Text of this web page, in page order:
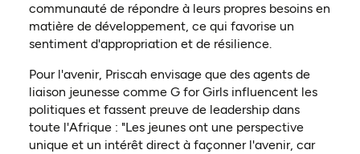
communauté de répondre à leurs propres besoins en
matière de développement, ce qui favorise un
sentiment d'appropriation et de résilience.
Pour l'avenir, Priscah envisage que des agents de
liaison jeunesse comme G for Girls influencent les
politiques et fassent preuve de leadership dans
toute l'Afrique : "Les jeunes ont une perspective
unique et un intérêt direct à façonner l'avenir, car